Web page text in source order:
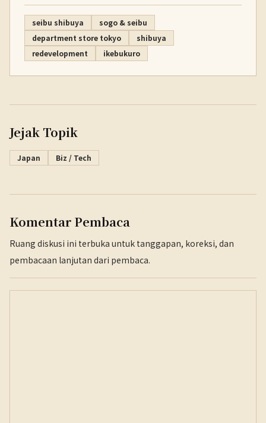
seibu shibuya
sogo & seibu
department store tokyo
shibuya
redevelopment
ikebukuro
Jejak Topik
Japan Biz / Tech
Komentar Pembaca
Ruang diskusi ini terbuka untuk tanggapan, koreksi, dan
pembacaan lanjutan dari pembaca.